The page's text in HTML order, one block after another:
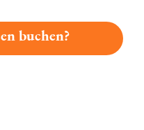
buchen?